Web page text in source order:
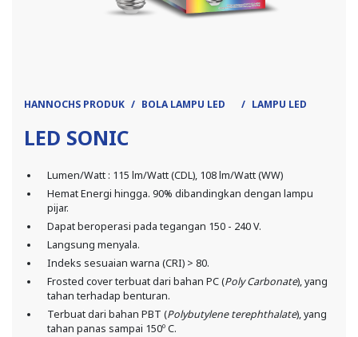
HANNOCHS PRODUK BOLA LAMPU LED LAMPU LED
LED SONIC
Lumen/Watt : 115 lm/Watt (CDL), 108 lm/Watt (WW)
Hemat Energi hingga. 90% dibandingkan dengan lampu
pijar.
Dapat beroperasi pada tegangan 150 - 240 V.
Langsung menyala.
Indeks sesuaian warna (CRI) > 80.
Frosted cover terbuat dari bahan PC (Poly Carbonate), yang
tahan terhadap benturan.
Terbuat dari bahan PBT (Polybutylene terephthalate), yang
tahan panas sampai 150º C.